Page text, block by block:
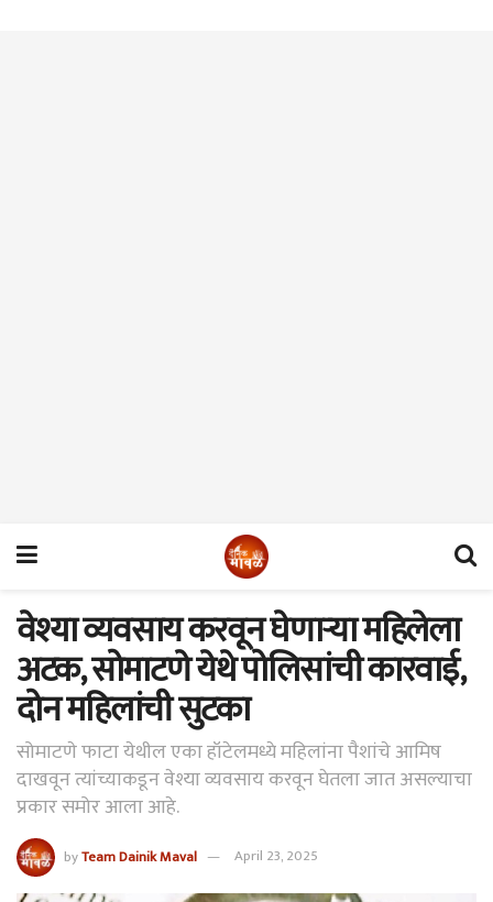
वेश्या व्यवसाय करवून घेणाऱ्या महिलेला
अटक, सोमाटणे येथे पोलिसांची कारवाई,
दोन महिलांची सुटका
सोमाटणे फाटा येथील एका हॉटेलमध्ये महिलांना पैशांचे आमिष
दाखवून त्यांच्याकडून वेश्या व्यवसाय करवून घेतला जात असल्याचा
प्रकार समोर आला आहे.
byTeam Dainik Maval April 23, 2025